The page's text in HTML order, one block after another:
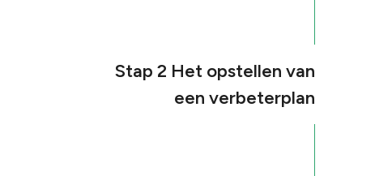
Stap 2 Het opstellen van
een verbeterplan